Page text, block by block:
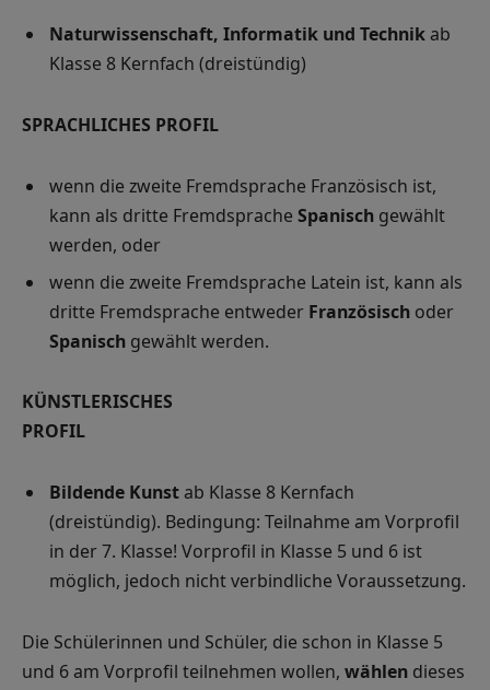
Naturwissenschaft, Informatik und Technik ab
Klasse 8 Kernfach (dreistündig)
SPRACHLICHES PROFIL
wenn die zweite Fremdsprache Französisch ist,
kann als dritte Fremdsprache Spanisch gewählt
werden, oder
wenn die zweite Fremdsprache Latein ist, kann als
dritte Fremdsprache entweder Französisch oder
Spanisch gewählt werden.
KÜNSTLERISCHES
PROFIL
Bildende Kunst ab Klasse 8 Kernfach
(dreistündig). Bedingung: Teilnahme am Vorprofil
in der 7. Klasse! Vorprofil in Klasse 5 und 6 ist
möglich, jedoch nicht verbindliche Voraussetzung.
Die Schülerinnen und Schüler, die schon in Klasse 5
und 6 am Vorprofil teilnehmen wollen, wählen dieses